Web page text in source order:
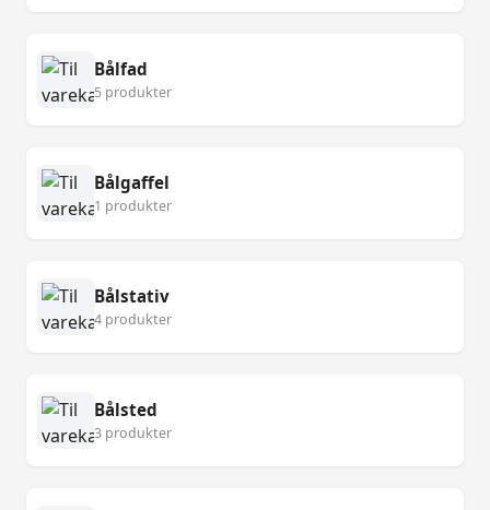
Bålfad
5 produkter
Bålgaffel
1 produkter
Bålstativ
4 produkter
Bålsted
3 produkter